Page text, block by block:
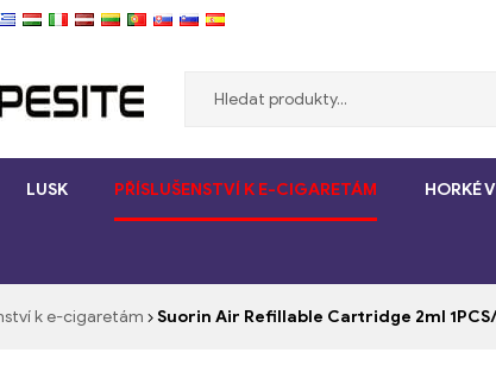
LUSK PŘÍSLUŠENSTVÍ K E-CIGARETÁM HORKÉ
k e-cigaretám Suorin Air Refillable Cartridge 2ml